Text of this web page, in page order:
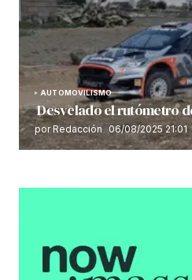
AUTOMOVILISMO
Desvelado el rutómetro
por Redacción 06/08/2025 21:01